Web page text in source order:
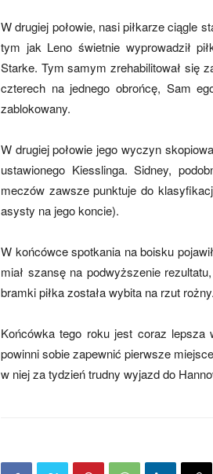
skład)
W drugiej połowie, nasi piłkarze ciągle
tym jak Leno świetnie wyprowadził
Starke. Tym samym zrehabilitował się
czterech na jednego obrońcę, Sam
zablokowany.
W drugiej połowie jego wyczyn
ustawionego Kiesslinga. Sidney,
meczów zawsze punktuje do
asysty na jego koncie).
W końcówce spotkania na boisku
miał szansę na podwyższenie
bramki piłka została wybita na rzut rożny.
Końcówka tego roku jest coraz
powinni sobie zapewnić pierwsze
w niej za tydzień trudny wyjazd do